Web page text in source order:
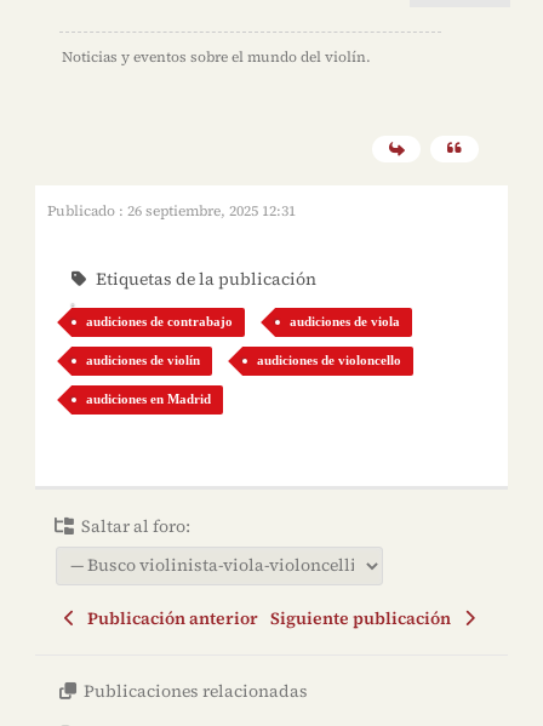
Noticias y eventos sobre el mundo del violín.
Publicado : 26 septiembre, 2025 12:31
Etiquetas de la publicación
audiciones de contrabajo audiciones de viola
audiciones de violín audiciones de violoncello
audiciones en Madrid
Saltar al foro:
Publicación anterior Siguiente publicación
Publicaciones relacionadas